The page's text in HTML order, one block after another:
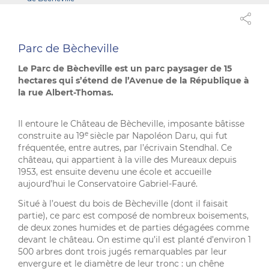
Parc de Bècheville
Le Parc de Bècheville est un parc paysager de 15
hectares qui s’étend de l’Avenue de la République à
la rue Albert-Thomas.
Il entoure le Château de Bècheville, imposante bâtisse
construite au 19e siècle par Napoléon Daru, qui fut
fréquentée, entre autres, par l’écrivain Stendhal. Ce
château, qui appartient à la ville des Mureaux depuis
1953, est ensuite devenu une école et accueille
aujourd’hui le Conservatoire Gabriel-Fauré.
Situé à l’ouest du bois de Bècheville (dont il faisait
partie), ce parc est composé de nombreux boisements,
de deux zones humides et de parties dégagées comme
devant le château. On estime qu’il est planté d’environ 1
500 arbres dont trois jugés remarquables par leur
envergure et le diamètre de leur tronc : un chêne